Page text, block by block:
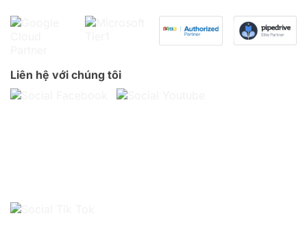
Liên hệ với chúng tôi